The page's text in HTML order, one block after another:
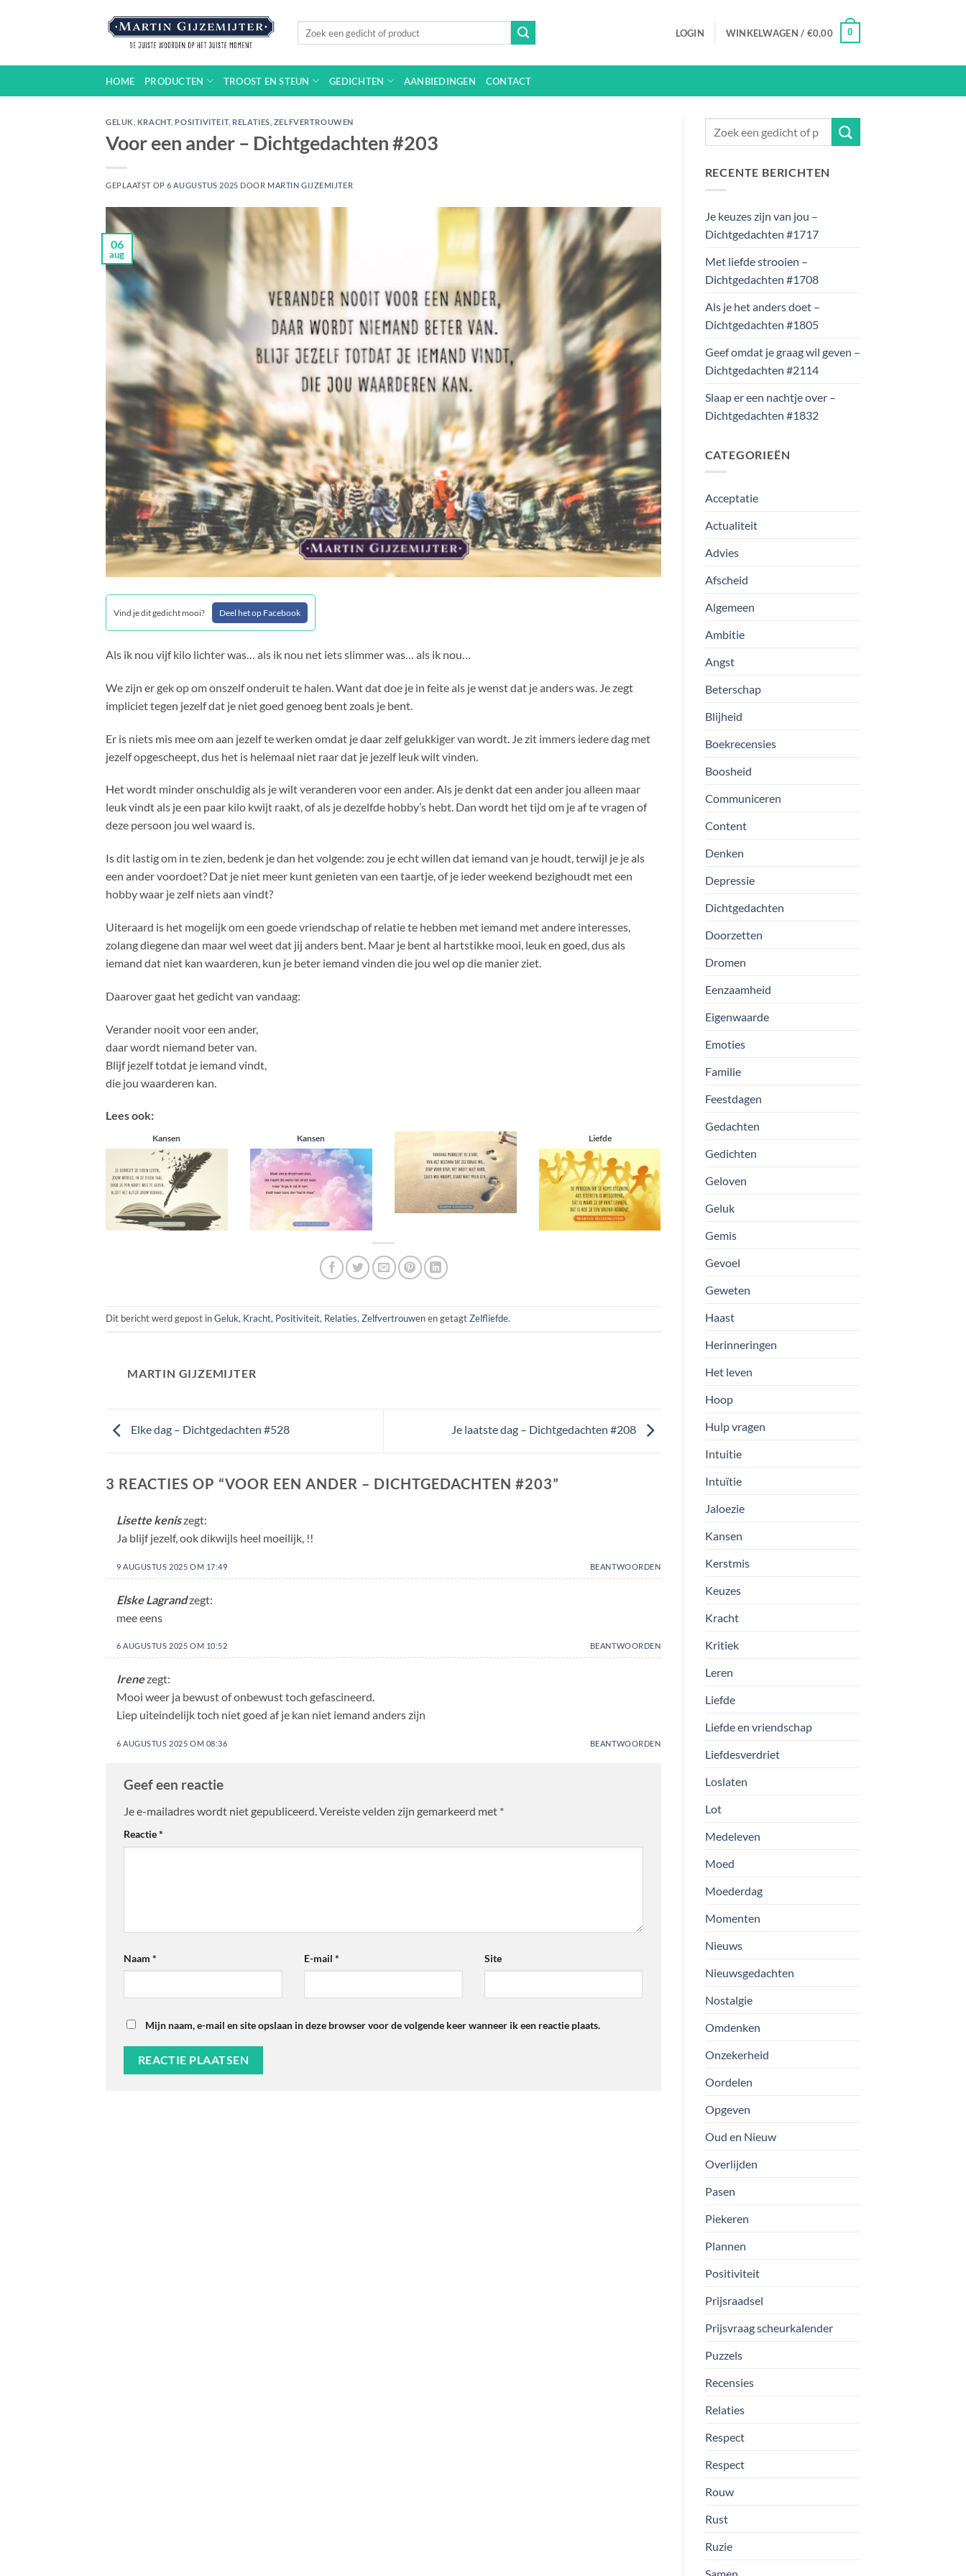
LOGIN WINKELWAGEN / €0,00 0
HOME PRODUCTEN TROOST EN STEUN GEDICHTEN AANBIEDINGEN CONTACT
GELUK KRACHT, POSITIVITEIT, RELATIES ZELFVERTROUWEN
Voor een ander – Dichtgedachten #203
GEPLAATST OP6 AUGUSTUS 2025 DOOR MARTIN GIJZEMIJTER
06
aug
Vind je dit gedicht mooi? Deel het op Facebook
Als ik nou vijf kilo lichter was… als ik nou net iets slimmer was… als ik nou…
We zijn er gek op om onszelf onderuit te halen. Want dat doe je in feite als je wenst dat je anders was. Je zegt
impliciet tegen jezelf dat je niet goed genoeg bent zoals je bent.
Er is niets mis mee om aan jezelf te werken omdat je daar zelf gelukkiger van wordt. Je zit immers iedere dag met
jezelf opgescheept, dus het is helemaal niet raar dat je jezelf leuk wilt vinden.
Het wordt minder onschuldig als je wilt veranderen voor een ander. Als je denkt dat een ander jou alleen maar
leuk vindt als je een paar kilo kwijt raakt, of als je dezelfde hobby’s hebt. Dan wordt het tijd om je af te vragen of
deze persoon jou wel waard is.
Is dit lastig om in te zien, bedenk je dan het volgende: zou je echt willen dat iemand van je houdt, terwijl je je als
een ander voordoet? Dat je niet meer kunt genieten van een taartje, of je ieder weekend bezighoudt met een
hobby waar je zelf niets aan vindt?
Uiteraard is het mogelijk om een goede vriendschap of relatie te hebben met iemand met andere interesses,
zolang diegene dan maar wel weet dat jij anders bent. Maar je bent al hartstikke mooi, leuk en goed, dus als
iemand dat niet kan waarderen, kun je beter iemand vinden die jou wel op die manier ziet.
Daarover gaat het gedicht van vandaag:
Verander nooit voor een ander,
daar wordt niemand beter van.
Blijf jezelf totdat je iemand vindt,
die jou waarderen kan.
Lees ook:
Kansen Kansen Liefde
Dit bericht werd gepost inGeluk, Kracht, Positiviteit, Relaties,Zelfvertrouwenen getagtZelfliefde.
MARTIN GIJZEMIJTER
Elke dag – Dichtgedachten #528 Je laatste dag – Dichtgedachten #208
3 REACTIES OP “VOOR EEN ANDER – DICHTGEDACHTEN #203”
Lisette keniszegt:
Ja blijf jezelf, ook dikwijls heel moeilijk, !!
9 AUGUSTUS 2025 OM 17:49 BEANTWOORDEN
Elske Lagrandzegt:
mee eens
6 AUGUSTUS 2025 OM 10:52 BEANTWOORDEN
Irenezegt:
Mooi weer ja bewust of onbewust toch gefascineerd.
Liep uiteindelijk toch niet goed af je kan niet iemand anders zijn
6 AUGUSTUS 2025 OM 08:36 BEANTWOORDEN
Geef een reactie
Je e-mailadres wordt niet gepubliceerd.Vereiste velden zijn gemarkeerd met *
Reactie*
Naam * E-mail * Site
Mijn naam, e-mail en site opslaan in deze browser voor de volgende keer wanneer ik een reactie plaats.
RECENTE BERICHTEN
Je keuzes zijn van jou –
Dichtgedachten #1717
Met liefde strooien –
Dichtgedachten #1708
Als je het anders doet –
Dichtgedachten #1805
Geef omdat je graag wil geven –
Dichtgedachten #2114
Slaap er een nachtje over –
Dichtgedachten #1832
CATEGORIEËN
Acceptatie
Actualiteit
Advies
Afscheid
Algemeen
Ambitie
Angst
Beterschap
Blijheid
Boekrecensies
Boosheid
Communiceren
Content
Denken
Depressie
Dichtgedachten
Doorzetten
Dromen
Eenzaamheid
Eigenwaarde
Emoties
Familie
Feestdagen
Gedachten
Gedichten
Geloven
Geluk
Gemis
Gevoel
Geweten
Haast
Herinneringen
Het leven
Hoop
Hulp vragen
Intuitie
Intuïtie
Jaloezie
Kansen
Kerstmis
Keuzes
Kracht
Kritiek
Leren
Liefde
Liefde en vriendschap
Liefdesverdriet
Loslaten
Lot
Medeleven
Moed
Moederdag
Momenten
Nieuws
Nieuwsgedachten
Nostalgie
Omdenken
Onzekerheid
Oordelen
Opgeven
Oud en Nieuw
Overlijden
Pasen
Piekeren
Plannen
Positiviteit
Prijsraadsel
Prijsvraag scheurkalender
Puzzels
Recensies
Relaties
Respect
Respect
Rouw
Rust
Ruzie